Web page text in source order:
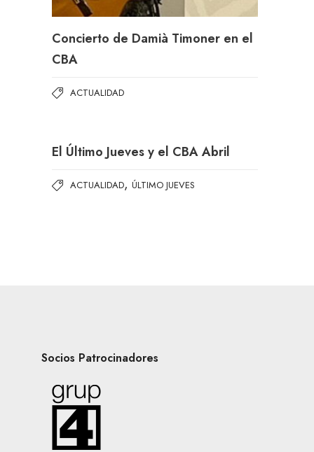
Concierto de Damià Timoner en el
CBA
ACTUALIDAD
El Último Jueves y el CBA Abril
ACTUALIDAD, ÚLTIMO JUEVES
Socios Patrocinadores